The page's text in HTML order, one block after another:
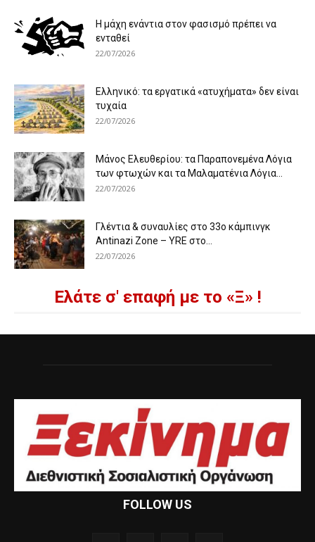
Η μάχη ενάντια στον φασισμό πρέπει να
ενταθεί
22/07/2026
Ελληνικό: τα εργατικά «ατυχήματα» δεν είναι
τυχαία
22/07/2026
Μάνος Ελευθερίου: τα Παραπονεμένα Λόγια
των φτωχών και τα Μαλαματένια Λόγια...
22/07/2026
Γλέντια & συναυλίες στο 33ο κάμπινγκ
Antinazi Zone – YRE στο...
22/07/2026
Ελάτε σ' επαφή με το «Ξ» !
FOLLOW US